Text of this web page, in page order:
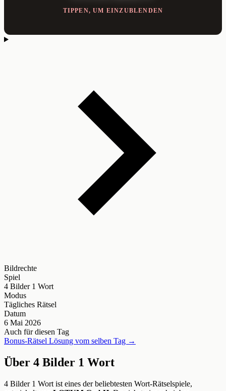
TIPPEN, UM EINZUBLENDEN
Bildrechte
Spiel
4 Bilder 1 Wort
Modus
Tägliches Rätsel
Datum
6 Mai 2026
Auch für diesen Tag
Bonus-Rätsel Lösung vom selben Tag →
Über 4 Bilder 1 Wort
4 Bilder 1 Wort ist eines der beliebtesten Wort-Rätselspiele,